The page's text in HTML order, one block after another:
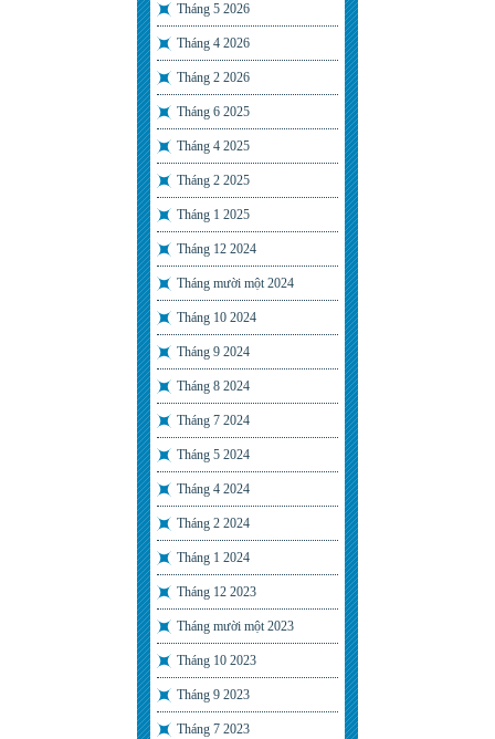
Tháng 5 2026
Tháng 4 2026
Tháng 2 2026
Tháng 6 2025
Tháng 4 2025
Tháng 2 2025
Tháng 1 2025
Tháng 12 2024
Tháng mười một 2024
Tháng 10 2024
Tháng 9 2024
Tháng 8 2024
Tháng 7 2024
Tháng 5 2024
Tháng 4 2024
Tháng 2 2024
Tháng 1 2024
Tháng 12 2023
Tháng mười một 2023
Tháng 10 2023
Tháng 9 2023
Tháng 7 2023